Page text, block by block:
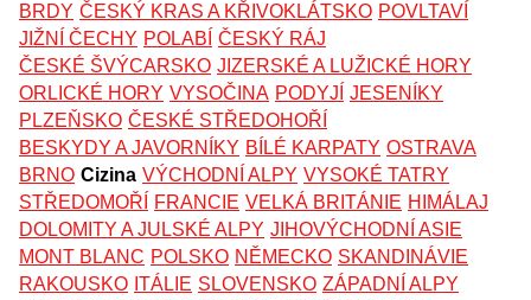
BRDY ČESKÝ KRAS A KŘIVOKLÁTSKO POVLTAVÍ
JIŽNÍ ČECHY POLABÍ ČESKÝ RÁJ
ČESKÉ ŠVÝCARSKO JIZERSKÉ A LUŽICKÉ HORY
ORLICKÉ HORY VYSOČINA PODYJÍ JESENÍKY
PLZEŇSKO ČESKÉ STŘEDOHOŘÍ
BESKYDY A JAVORNÍKY BÍLÉ KARPATY OSTRAVA
BRNO Cizina VÝCHODNÍ ALPY VYSOKÉ TATRY
STŘEDOMOŘÍ
FRANCIE VELKÁ BRITÁNIE HIMÁLAJ
DOLOMITY A JULSKÉ ALPY JIHOVÝCHODNÍ ASIE
MONT BLANC POLSKO NĚMECKO SKANDINÁVIE
RAKOUSKO ITÁLIE SLOVENSKO ZÁPADNÍ ALPY